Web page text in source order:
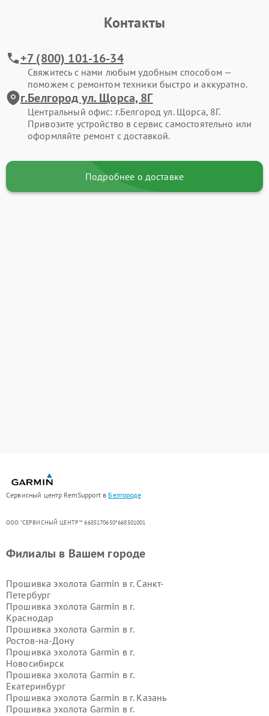
Контакты
+7 (800) 101-16-34
Свяжитесь с нами любым удобным способом —
поможем с ремонтом техники быстро и аккуратно.
г.Белгород ул. Щорса, 8Г
Центральный офис: г.Белгород ул. Щорса, 8Г.
Привозите устройство в сервис самостоятельно или
оформляйте ремонт с доставкой.
Подробнее о доставке
Сервисный центр RemSupport в Белгороде
ООО "СЕРВИСНЫЙ ЦЕНТР"* 6685170650*668501001
Филиалы в Вашем городе
Прошивка эхолота Garmin в г. Санкт-
Петербург
Прошивка эхолота Garmin в г.
Краснодар
Прошивка эхолота Garmin в г.
Ростов-на-Дону
Прошивка эхолота Garmin в г.
Новосибирск
Прошивка эхолота Garmin в г.
Екатеринбург
Прошивка эхолота Garmin в г. Казань
Прошивка эхолота Garmin в г.